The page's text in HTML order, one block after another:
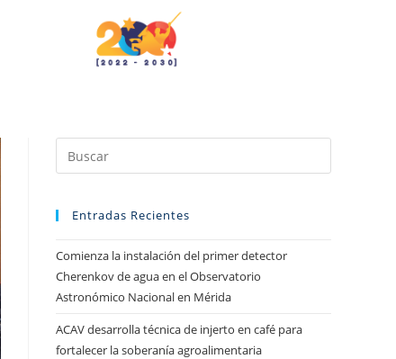
Entradas Recientes
Comienza la instalación del primer detector
Cherenkov de agua en el Observatorio
Astronómico Nacional en Mérida
ACAV desarrolla técnica de injerto en café para
fortalecer la soberanía agroalimentaria